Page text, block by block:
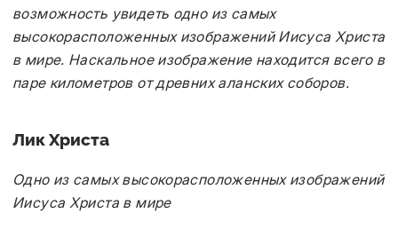
возможность увидеть одно из самых
высокорасположенных изображений Иисуса Христа
в мире. Наскальное изображение находится всего в
паре километров от древних аланских соборов.
Лик Христа
Одно из самых высокорасположенных изображений
Иисуса Христа в мире